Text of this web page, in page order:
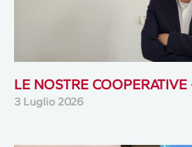
LE NOSTRE
3 Luglio 2026